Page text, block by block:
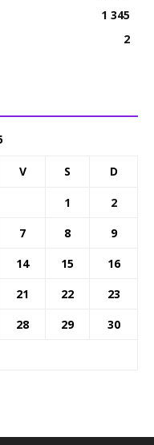
1 345
2
V S D
1
2
7 8
9
14 15
16
21 22
23
28 29
30